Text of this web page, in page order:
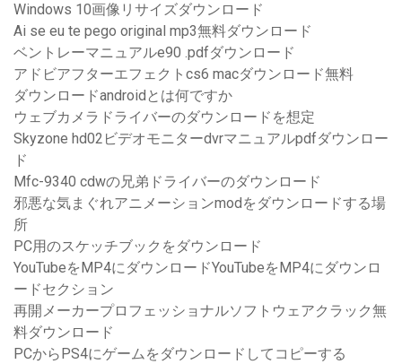
Windows 10画像リサイズダウンロード
Ai se eu te pego original mp3無料ダウンロード
ベントレーマニュアルe90 .pdfダウンロード
アドビアフターエフェクトcs6 macダウンロード無料
ダウンロードandroidとは何ですか
ウェブカメラドライバーのダウンロードを想定
Skyzone hd02ビデオモニターdvrマニュアルpdfダウンロー
ド
Mfc-9340 cdwの兄弟ドライバーのダウンロード
邪悪な気まぐれアニメーションmodをダウンロードする場
所
PC用のスケッチブックをダウンロード
YouTubeをMP4にダウンロードYouTubeをMP4にダウンロ
ードセクション
再開メーカープロフェッショナルソフトウェアクラック無
料ダウンロード
PCからPS4にゲームをダウンロードしてコピーする